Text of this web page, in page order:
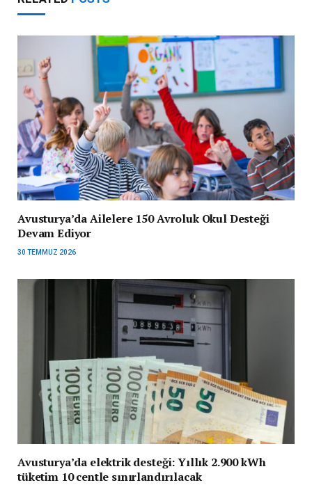
Avusturya’da Ailelere 150 Avroluk Okul Desteği
Devam Ediyor
30 TEMMUZ 2026
Avusturya’da elektrik desteği: Yıllık 2.900 kWh
tüketim 10 centle sınırlandırılacak